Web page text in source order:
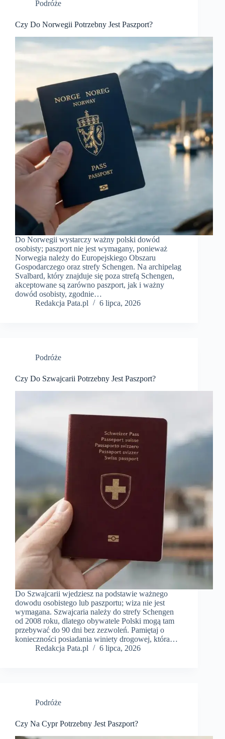
Podróże
Czy Do Norwegii Potrzebny Jest Paszport?
Do Norwegii wystarczy ważny polski dowód
osobisty; paszport nie jest wymagany, ponieważ
Norwegia należy do Europejskiego Obszaru
Gospodarczego oraz strefy Schengen. Na archipelag
Svalbard, który znajduje się poza strefą Schengen,
akceptowane są zarówno paszport, jak i ważny
dowód osobisty, zgodnie…
Redakcja Pata.pl
6 lipca, 2026
Podróże
Czy Do Szwajcarii Potrzebny Jest Paszport?
Do Szwajcarii wjedziesz na podstawie ważnego
dowodu osobistego lub paszportu; wiza nie jest
wymagana. Szwajcaria należy do strefy Schengen
od 2008 roku, dlatego obywatele Polski mogą tam
przebywać do 90 dni bez zezwoleń. Pamiętaj o
konieczności posiadania winiety drogowej, która…
Redakcja Pata.pl
6 lipca, 2026
Podróże
Czy Na Cypr Potrzebny Jest Paszport?